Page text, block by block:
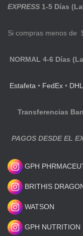
EXPRESS 1-5 Días
Si compras menos de
NORMAL 4-6 Días
Estafeta • FedEx • DHL
Transferencias
PAGOS DESDE EL
GPH
BRITHIS
WATSON
GPH NUTRITION